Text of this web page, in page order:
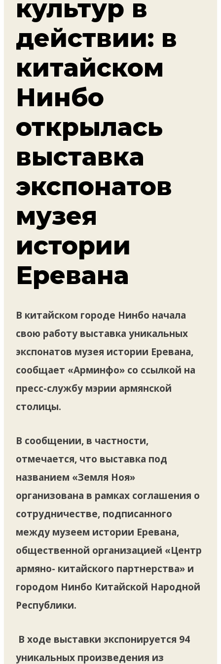
культур в
действии: в
китайском
Нинбо
открылась
выставка
экспонатов
музея
истории
Еревана
В китайском городе Нинбо начала
свою работу выставка уникальных
экспонатов музея истории Еревана,
сообщает «Арминфо» со ссылкой на
пресс-службу мэрии армянской
столицы.
В сообщении, в частности,
отмечается, что выставка под
названием «Земля Ноя»
организована в рамках соглашения о
сотрудничестве, подписанного
между музеем истории Еревана,
общественной организацией «Центр
армяно- китайского партнерства» и
городом Нинбо Китайской Народной
Республики.
В ходе выставки экспонируется 94
уникальных произведения из